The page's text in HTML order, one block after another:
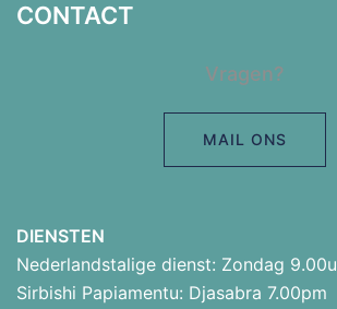
CONTACT
Vragen?
MAIL ONS
DIENSTEN
Nederlandstalige dienst: Zondag 9.00u
Sirbishi Papiamentu: Djasabra 7.00pm